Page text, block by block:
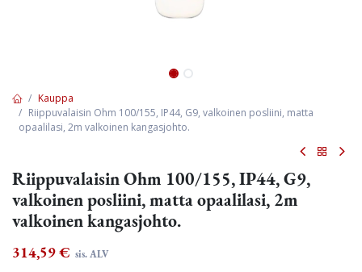
Kauppa
Riippuvalaisin Ohm 100/155, IP44, G9, valkoinen posliini, matta
opaalilasi, 2m valkoinen kangasjohto.
Riippuvalaisin Ohm 100/155, IP44, G9,
valkoinen posliini, matta opaalilasi, 2m
valkoinen kangasjohto.
314,59€ sis. ALV